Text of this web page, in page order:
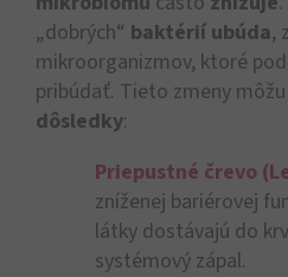
„dobrých“ baktérií ubúda,
mikroorganizmov, ktoré
pribúdať. Tieto zmeny
dôsledky:
Priepustné črevo
zníženej bariérovej
látky dostávajú do
systémový zápal.